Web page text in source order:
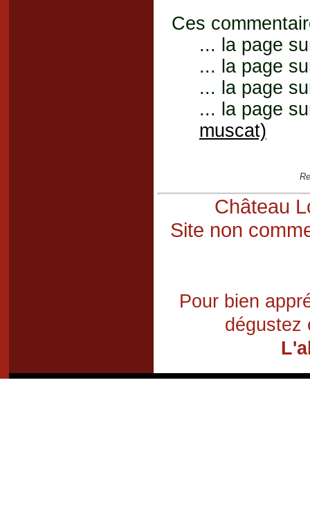
Ces
... la page
... la page
... la page
... la page
muscat)
Château
Site non
Pour bien
dégustez